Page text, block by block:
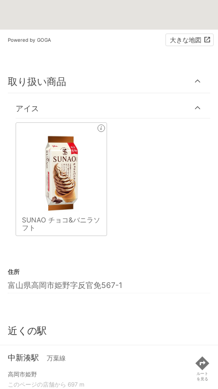
Powered by GOGA 大きな地図
取り扱い商品
アイス
SUNAO チョコ&バニラソ
フト
住所
富山県高岡市姫野字反官免567-1
近くの駅
中新湊駅 万葉線
高岡市姫野
このページの店舗から 697 m
ルート
を見る